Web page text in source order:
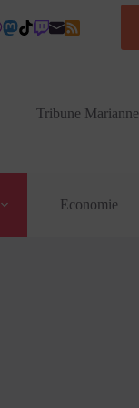
Tribune Marianne
Economie